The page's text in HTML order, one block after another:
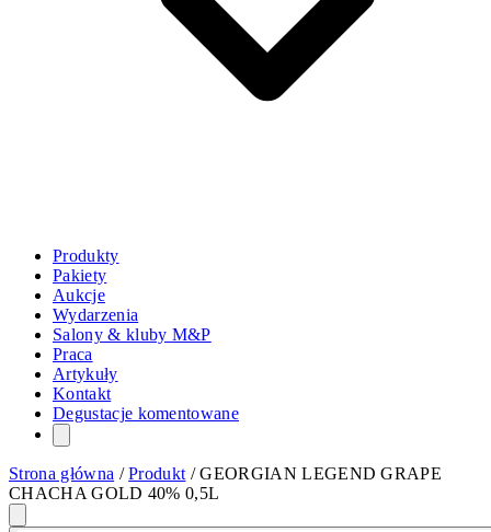
Produkty
Pakiety
Aukcje
Wydarzenia
Salony & kluby M&P
Praca
Artykuły
Kontakt
Degustacje komentowane
Strona główna /Produkt /GEORGIAN LEGEND GRAPE
CHACHA GOLD 40% 0,5L